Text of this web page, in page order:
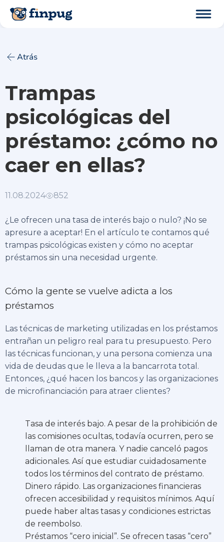
Atrás
Trampas
psicológicas del
préstamo: ¿cómo no
caer en ellas?
11.08.2024 852
¿Le ofrecen una tasa de interés bajo o nulo? ¡No se
apresure a aceptar! En el artículo te contamos qué
trampas psicológicas existen y cómo no aceptar
préstamos sin una necesidad urgente.
Cómo la gente se vuelve adicta a los
préstamos
Las técnicas de marketing utilizadas en los préstamos
entrañan un peligro real para tu presupuesto. Pero
las técnicas funcionan, y una persona comienza una
vida de deudas que le lleva a la bancarrota total.
Entonces, ¿qué hacen los bancos y las organizaciones
de microfinanciación para atraer clientes?
Tasa de interés bajo. A pesar de la prohibición de
las comisiones ocultas, todavía ocurren, pero se
llaman de otra manera. Y nadie canceló pagos
adicionales. Así que estudiar cuidadosamente
todos los términos del contrato de préstamo.
Dinero rápido. Las organizaciones financieras
ofrecen accesibilidad y requisitos mínimos. Aquí
puede haber altas tasas y condiciones estrictas
de reembolso.
Préstamos “cero inicial”. Se ofrecen tasas “cero”